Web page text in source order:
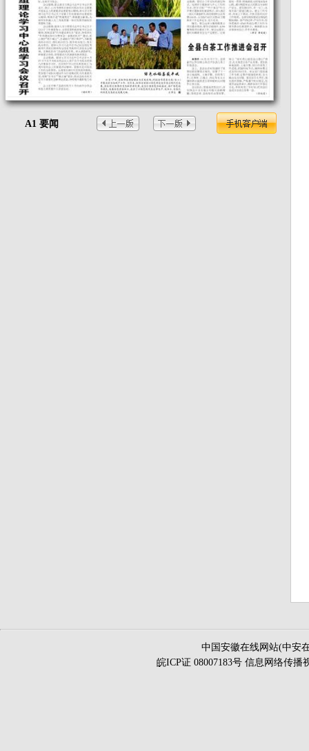
A1 要闻
中国安徽在线网站(中安
皖ICP证 08007183号 信息网络传播